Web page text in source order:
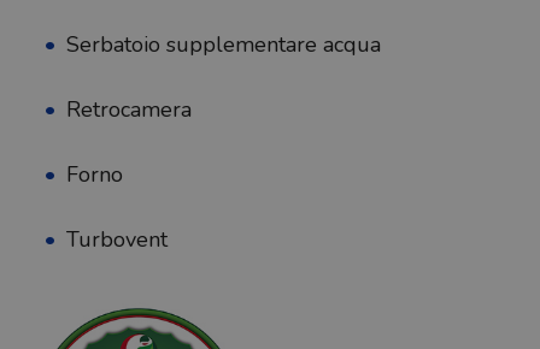
Serbatoio supplementare acqua
Retrocamera
Forno
Turbovent